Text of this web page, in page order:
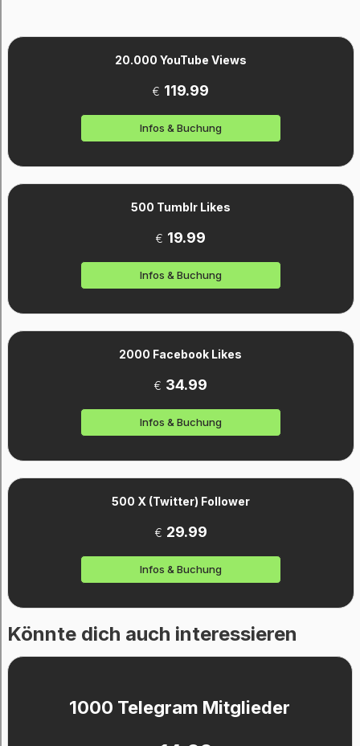
20.000 YouTube Views
€ 119.99
Infos & Buchung
500 Tumblr Likes
€ 19.99
Infos & Buchung
2000 Facebook Likes
€ 34.99
Infos & Buchung
500 X (Twitter) Follower
€ 29.99
Infos & Buchung
Könnte dich auch interessieren
1000 Telegram Mitglieder